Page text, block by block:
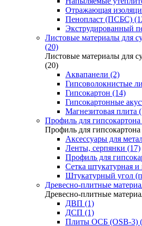
Отражающая
Пенопласт (ПСБС)
Экструдированный
Листовые материалы для
(20)
Листовые материалы для
(20)
Аквапанели (2)
Гипсоволокнистые
Гипсокартон (14)
Гипсокартонные
Магнезитовая плита
Профиль для
Профиль для
Аксессуары для
Ленты, серпянки (17)
Профиль для
Сетка штукатурная и
Штукатурный угол
Древесно-плитные
Древесно-плитные
ДВП (1)
ДСП (1)
Плиты ОСБ (OSB-3)